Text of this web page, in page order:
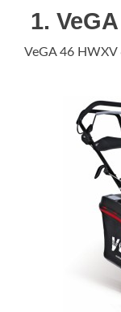
1.
VeGA 46 HWXV